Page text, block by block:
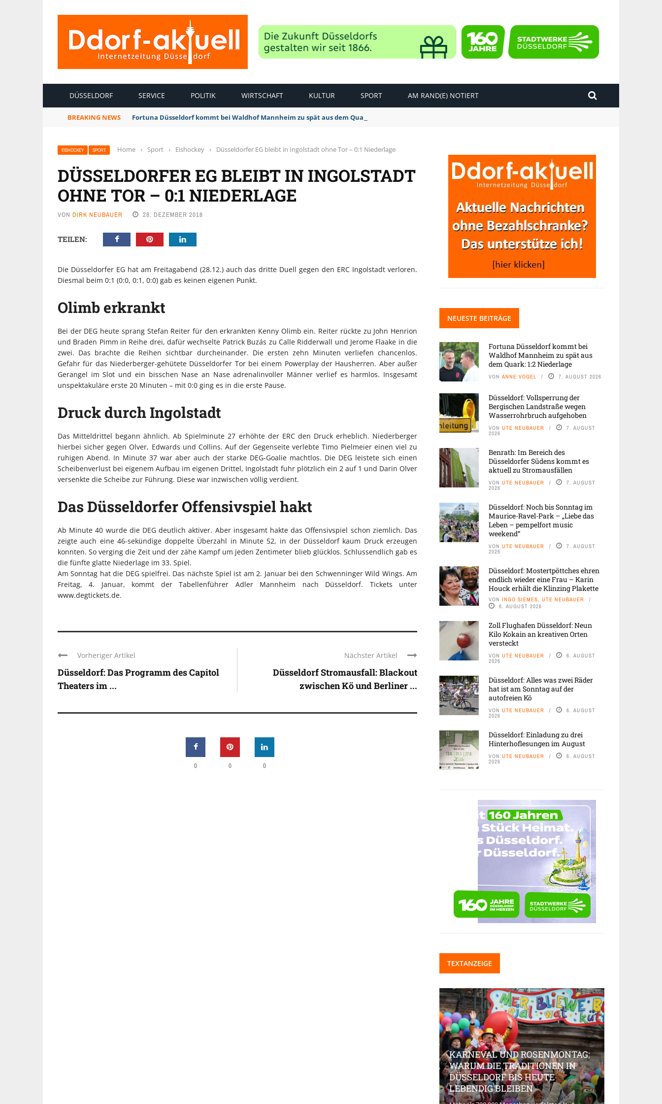
DÜSSELDORF SERVICE POLITIK WIRTSCHAFT KULTUR SPORT AM RAND(E) NOTIERT
BREAKING NEWS Fortuna Düsseldorf kommt bei Waldhof Mannheim zu spät aus dem Quark: 1:2 Niederlage
EISHOCKEY SPORT Home › Sport › Eishockey › Düsseldorfer EG bleibt in Ingolstadt ohne Tor – 0:1 Niederlage
DÜSSELDORFER EG BLEIBT IN INGOLSTADT
OHNE TOR – 0:1 NIEDERLAGE
VON DIRK NEUBAUER 28. DEZEMBER 2018
TEILEN:
Die Düsseldorfer EG hat am Freitagabend (28.12.) auch das dritte Duell gegen den ERC Ingolstadt verloren.
Diesmal beim 0:1 (0:0, 0:1, 0:0) gab es keinen eigenen Punkt.
Olimb erkrankt
Bei der DEG heute sprang Stefan Reiter für den erkrankten Kenny Olimb ein. Reiter rückte zu John Henrion
und Braden Pimm in Reihe drei, dafür wechselte Patrick Buzás zu Calle Ridderwall und Jerome Flaake in die
zwei. Das brachte die Reihen sichtbar durcheinander. Die ersten zehn Minuten verliefen chancenlos.
Gefahr für das Niederberger-gehütete Düsseldorfer Tor bei einem Powerplay der Hausherren. Aber außer
Gerangel im Slot und ein bisschen Nase an Nase adrenalinvoller Männer verlief es harmlos. Insgesamt
unspektakuläre erste 20 Minuten – mit 0:0 ging es in die erste Pause.
Druck durch Ingolstadt
Das Mitteldrittel begann ähnlich. Ab Spielminute 27 erhöhte der ERC den Druck erheblich. Niederberger
hierbei sicher gegen Olver, Edwards und Collins. Auf der Gegenseite verlebte Timo Pielmeier einen viel zu
ruhigen Abend. In Minute 37 war aber auch der starke DEG-Goalie machtlos. Die DEG leistete sich einen
Scheibenverlust bei eigenem Aufbau im eigenen Drittel, Ingolstadt fuhr plötzlich ein 2 auf 1 und Darin Olver
versenkte die Scheibe zur Führung. Diese war inzwischen völlig verdient.
Das Düsseldorfer Offensivspiel hakt
Ab Minute 40 wurde die DEG deutlich aktiver. Aber insgesamt hakte das Offensivspiel schon ziemlich. Das
zeigte auch eine 46-sekündige doppelte Überzahl in Minute 52, in der Düsseldorf kaum Druck erzeugen
konnten. So verging die Zeit und der zähe Kampf um jeden Zentimeter blieb glücklos. Schlussendlich gab es
die fünfte glatte Niederlage im 33. Spiel.
Am Sonntag hat die DEG spielfrei. Das nächste Spiel ist am 2. Januar bei den Schwenninger Wild Wings. Am
Freitag, 4. Januar, kommt der Tabellenführer Adler Mannheim nach Düsseldorf. Tickets unter
www.degtickets.de.
Vorheriger Artikel
Düsseldorf: Das Programm des Capitol
Theaters im ...
Nächster Artikel
Düsseldorf Stromausfall: Blackout
zwischen Kö und Berliner ...
0 0 0
NEUESTE BEITRÄGE
Fortuna Düsseldorf kommt bei
Waldhof Mannheim zu spät aus
dem Quark: 1:2 Niederlage
VON ANNE VOGEL 7. AUGUST 2026
Düsseldorf: Vollsperrung der
Bergischen Landstraße wegen
Wasserrohrbruch aufgehoben
VON UTE NEUBAUER 7. AUGUST
2026
Benrath: Im Bereich des
Düsseldorfer Südens kommt es
aktuell zu Stromausfällen
VON UTE NEUBAUER 7. AUGUST
2026
Düsseldorf: Noch bis Sonntag im
Maurice-Ravel-Park – „Liebe das
Leben – pempelfort music
weekend“
VON UTE NEUBAUER 7. AUGUST
2026
Düsseldorf: Mostertpöttches ehren
endlich wieder eine Frau – Karin
Houck erhält die Klinzing Plakette
VON INGO SIEMES, UTE NEUBAUER
6. AUGUST 2026
Zoll Flughafen Düsseldorf: Neun
Kilo Kokain an kreativen Orten
versteckt
VON UTE NEUBAUER 6. AUGUST
2026
Düsseldorf: Alles was zwei Räder
hat ist am Sonntag auf der
autofreien Kö
VON UTE NEUBAUER 6. AUGUST
2026
Düsseldorf: Einladung zu drei
Hinterhoflesungen im August
VON UTE NEUBAUER 6. AUGUST
2026
TEXTANZEIGE
KARNEVAL UND ROSENMONTAG:
WARUM DIE TRADITIONEN IN
DÜSSELDORF BIS HEUTE
LEBENDIG BLEIBEN